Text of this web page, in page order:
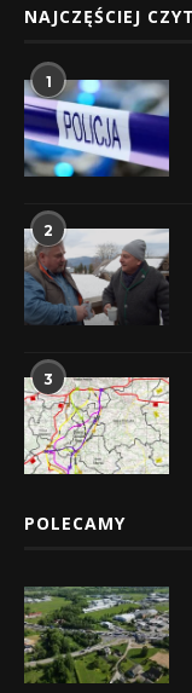
NAJCZĘŚCIEJ
1
2
3
POLECAMY